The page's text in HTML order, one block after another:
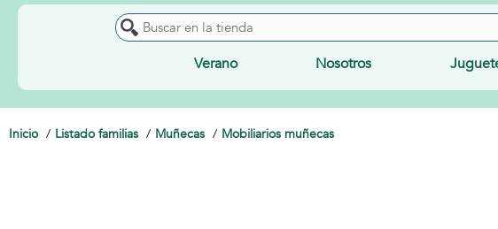
Verano Nosotros
Inicio Listado familias Muñecas Mobiliarios muñecas